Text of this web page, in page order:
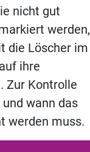
nicht gut
werden,
die Löscher im
ihre
Zur Kontrolle
wann das
werden muss.